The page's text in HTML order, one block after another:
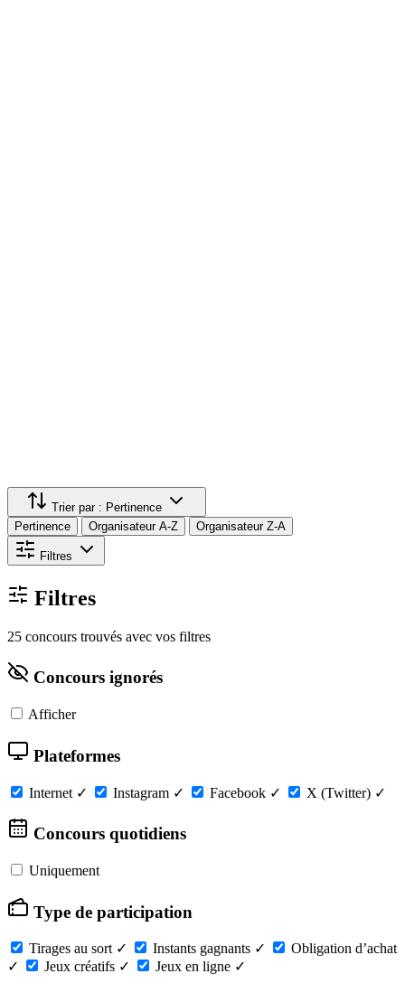
Trier par : Pertinence
Pertinence
Organisateur A-Z Organisateur Z-A
Filtres
Filtres
25 concours trouvés avec vos filtres
Concours ignorés
Afficher
Plateformes
Internet ✓ Instagram ✓ Facebook ✓ X (Twitter) ✓
Concours quotidiens
Uniquement
Type de participation
Tirages au sort ✓ Instants gagnants ✓
Obligation d’achat
✓
Jeux créatifs ✓ Jeux en ligne ✓